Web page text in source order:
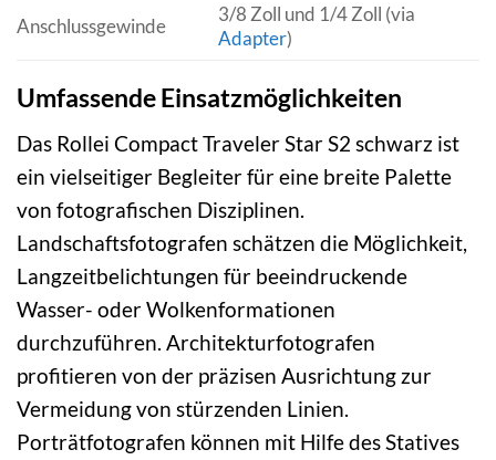
Anschlussgewinde
3/8 Zoll und 1/4 Zoll (via
Adapter)
Umfassende Einsatzmöglichkeiten
Das Rollei Compact Traveler Star S2 schwarz ist
ein vielseitiger Begleiter für eine breite Palette
von fotografischen Disziplinen.
Landschaftsfotografen schätzen die Möglichkeit,
Langzeitbelichtungen für beeindruckende
Wasser- oder Wolkenformationen
durchzuführen. Architekturfotografen
profitieren von der präzisen Ausrichtung zur
Vermeidung von stürzenden Linien.
Porträtfotografen können mit Hilfe des Statives